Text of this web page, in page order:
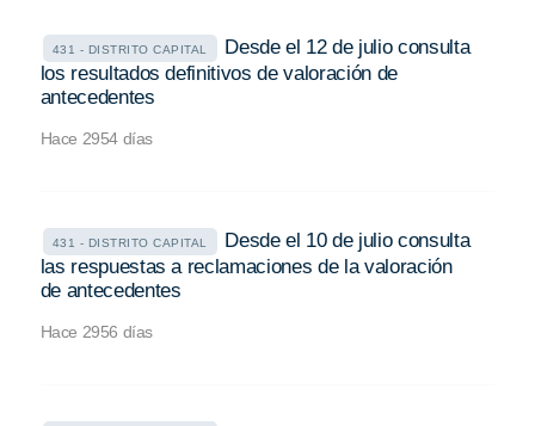
431 - DISTRITO CAPITAL
Desde el 12 de julio consulta
los resultados definitivos de valoración de
antecedentes
Hace 2954 días
431 - DISTRITO CAPITAL
Desde el 10 de julio consulta
las respuestas a reclamaciones de la valoración
de antecedentes
Hace 2956 días